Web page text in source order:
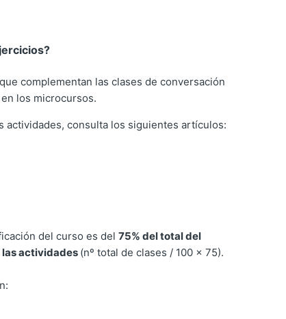
que complementan las clases de conversación
los microcursos.
actividades, consulta los siguientes artículos:
del curso es del75% del total del
las actividades (nº total de clases / 100 x 75).